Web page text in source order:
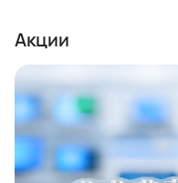
Акции